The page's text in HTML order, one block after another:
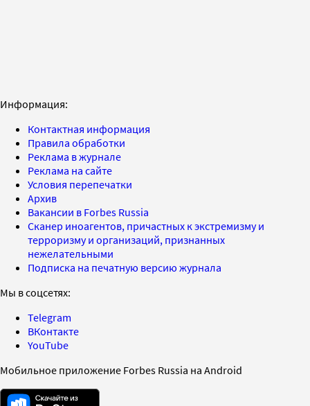
Информация:
Контактная информация
Правила обработки
Реклама в журнале
Реклама на сайте
Условия перепечатки
Архив
Вакансии в Forbes Russia
Сканер иноагентов, причастных к экстремизму и
терроризму и организаций, признанных
нежелательными
Подписка на печатную версию журнала
Мы в соцсетях:
Telegram
ВКонтакте
YouTube
Мобильное приложение Forbes Russia на Android